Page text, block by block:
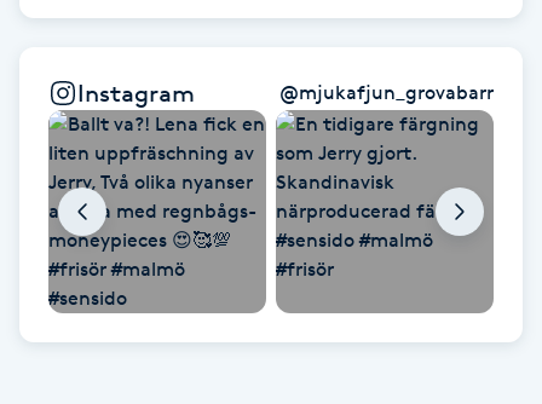
Healing
Herrklippning
HIFU
Hollywood Peel
Hot Stone Massage
Instagram @mjukafjun_grovabarr